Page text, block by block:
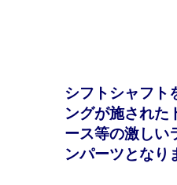
シフトシャフト
ングが施された
ース等の激しい
ンパーツとなり